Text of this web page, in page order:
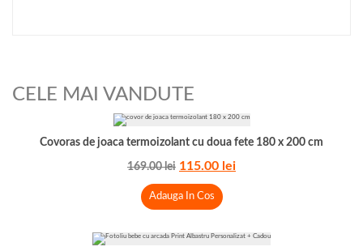
CELE MAI VANDUTE
Covoras de joaca termoizolant cu doua fete 180 x 200 cm
169.00lei 115.00 lei
Adauga In Cos